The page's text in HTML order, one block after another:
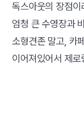
독스아웃의 장점이
엄청 큰 수영장과
소형견존 말고, 카
이어져있어서 제